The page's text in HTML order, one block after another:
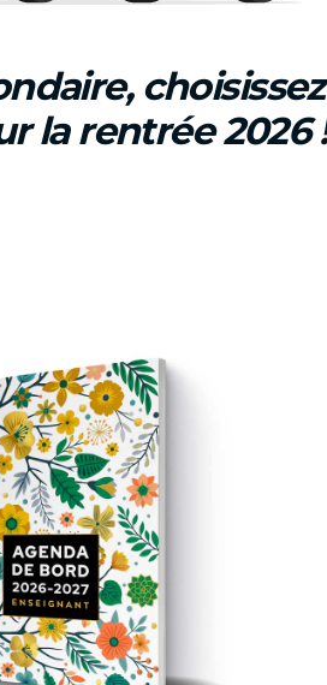
la rentrée 2026 !